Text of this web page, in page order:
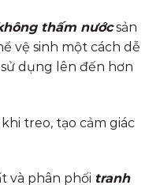
thấm nướcsản
vệ sinh một cách dễ
dụng lên đến hơn
treo, tạo cảm giác
và phân phối tranh